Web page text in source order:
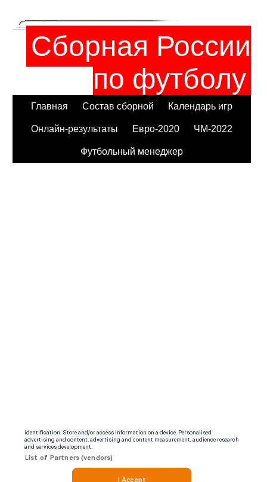
Сборная России
по футболу
Главная Состав сборной Календарь игр
Онлайн-результаты Евро-2020 ЧМ-2022
Футбольный менеджер